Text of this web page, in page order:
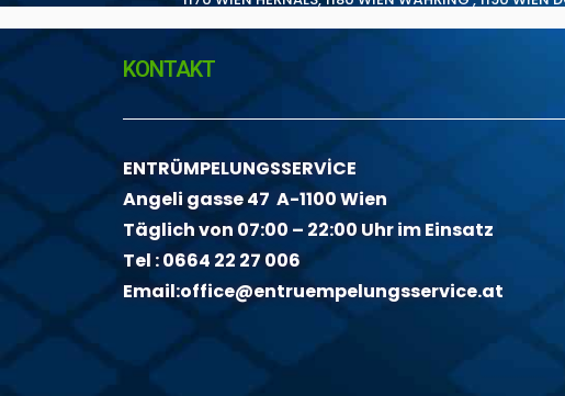
KONTAKT
ENTRÜMPELUNGSSERVİCE
Angeli gasse 47 A-1100 Wien
Täglich von 07:00 – 22:00 Uhr im Einsatz
Tel :0664 22 27 006
Email:office@entruempelungsservice.at